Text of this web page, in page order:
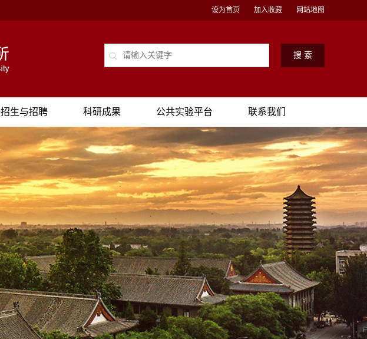
设为首页 加入收藏 网站地图
招生与招聘 科研成果 公共实验平台 联系我们